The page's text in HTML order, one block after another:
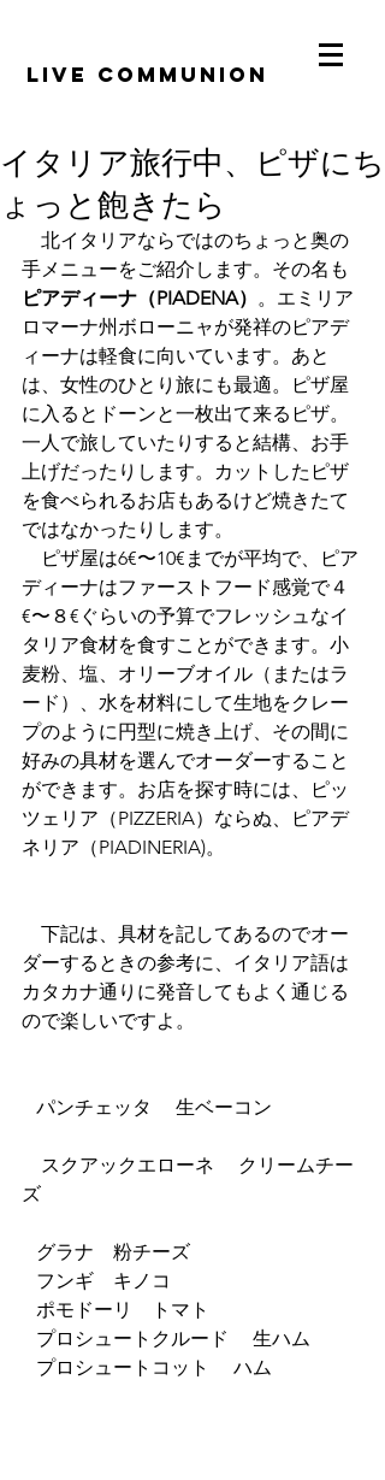
​LiVE COMMUNION
イタリア旅行中、ピザにち
ょっと飽きたら
北イタリアならではのちょっと奥の
手メニューをご紹介します。その名も
ピアディーナ（PIADENA） 。エミリア
ロマーナ州ボローニャが発祥のピアデ
ィーナは軽食に向いています。あと
は、女性のひとり旅にも最適。ピザ屋
に入るとドーンと一枚出て来るピザ。
一人で旅していたりすると結構、お手
上げだったりします。カットしたピザ
を食べられるお店もあるけど焼きたて
ではなかったりします。
ピザ屋は6€〜10€までが平均で、ピア
ディーナはファーストフード感覚で４
€〜８€ぐらいの予算でフレッシュなイ
タリア食材を食すことができます。小
麦粉、塩、オリーブオイル（またはラ
ード）、水を材料にして生地をクレー
プのように円型に焼き上げ、その間に
好みの具材を選んでオーダーすること
ができます。お店を探す時には、ピッ
ツェリア（PIZZERIA）ならぬ、ピアデ
ネリア（PIADINERIA)。
下記は、具材を記してあるのでオー
ダーするときの参考に、イタリア語は
カタカナ通りに発音してもよく通じる
ので楽しいですよ。
   パンチェッタ 　生ベーコン
スクアックエローネ 　クリームチー
ズ
   グラナ　粉チーズ
   フンギ　キノコ
   ポモドーリ　トマト
   プロシュートクルード　 生ハム
   プロシュートコット　 ハム